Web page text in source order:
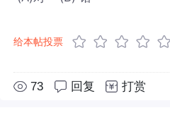
给本帖投票
73 回复 打赏